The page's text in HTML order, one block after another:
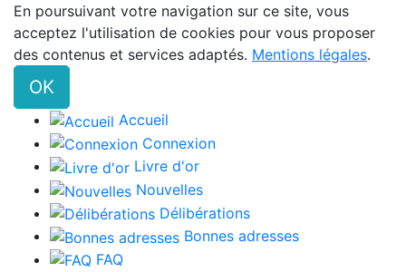
En poursuivant votre navigation sur ce site, vous
acceptez l'utilisation de cookies pour vous proposer
des contenus et services adaptés. Mentions légales.
OK
Accueil
Connexion
Livre d'or
Nouvelles
Délibérations
Bonnes adresses
FAQ